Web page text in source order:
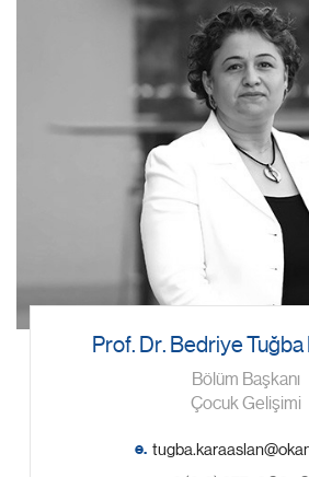
Prof. Dr. Bedriye
Bölüm Başkanı
Çocuk Gelişimi
e.